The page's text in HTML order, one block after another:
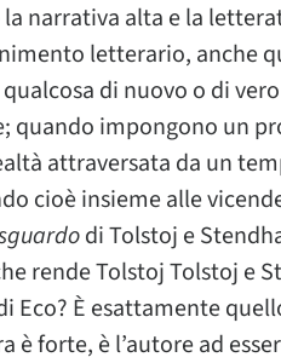
narrativa alta e la
letterario, anche
di nuovo o di
quando impongono un
attraversata da un
cioè insieme alle
di Tolstoj e
rende Tolstoj Tolstoj e
Eco? È esattamente
è forte, è l’autore ad